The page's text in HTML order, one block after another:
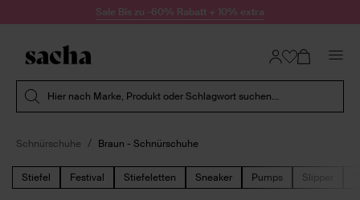
Zum Inhalt springenSale Bis zu -60% Rabatt + 10% extra
Hier nach Marke, Produkt oder Schlagwort suchen...
Schnürschuhe Braun - Schnürschuhe
Stiefel Festival Stiefeletten Sneaker Pumps Slipper